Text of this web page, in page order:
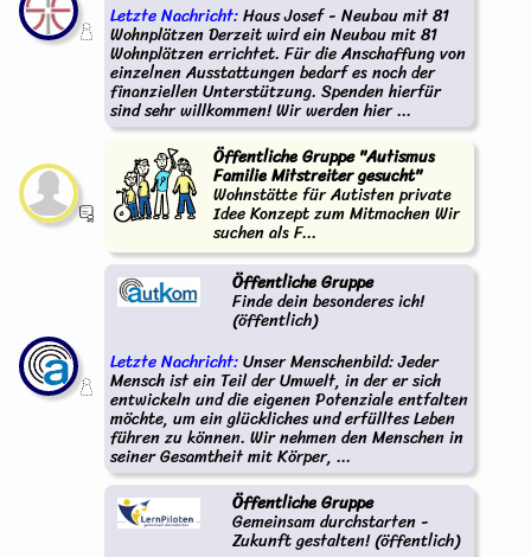
Letzte Nachricht:Haus Josef - Neubau mit 81
Wohnplätzen Derzeit wird ein Neubau mit 81
Wohnplätzen errichtet. Für die Anschaffung von
einzelnen Ausstattungen bedarf es noch der
finanziellen Unterstützung. Spenden hierfür
sind sehr willkommen! Wir werden hier ...
Öffentliche Gruppe "Autismus
Familie Mitstreiter gesucht"
Wohnstätte für Autisten private
Idee Konzept zum Mitmachen Wir
suchen als F...
Öffentliche Gruppe
Finde dein besonderes ich!
(öffentlich)
Letzte Nachricht:Unser Menschenbild: Jeder
Mensch ist ein Teil der Umwelt, in der er sich
entwickeln und die eigenen Potenziale entfalten
möchte, um ein glückliches und erfülltes Leben
führen zu können. Wir nehmen den Menschen in
seiner Gesamtheit mit Körper, ...
Öffentliche Gruppe
Gemeinsam durchstarten -
Zukunft gestalten! (öffentlich)